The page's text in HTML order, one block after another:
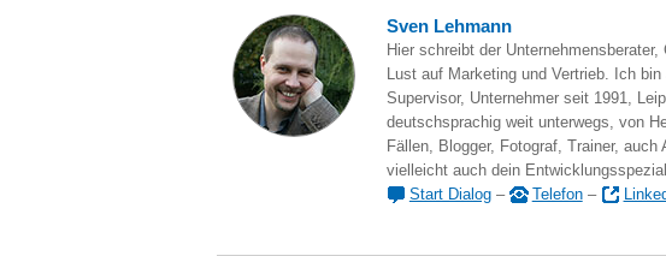
Sven Lehmann
Hier schreibt der
Lust auf Marketing und Vertrieb. Ich bin
Supervisor, Unternehmer seit 1991,
deutschsprachig weit unterwegs, von
Fällen, Blogger, Fotograf, Trainer,
vielleicht auch dein
Start Dialog– Telefon–